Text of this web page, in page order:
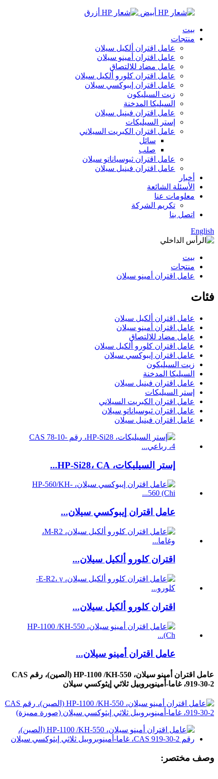
بيت
منتجات
عامل اقتران ألكيل سيلان
عامل اقتران أمينو سيلان
عامل مضاد للالتصاق
عامل اقتران كلورو ألكيل سيلان
عامل اقتران إيبوكسي سيلان
زيت السيليكون
السيليكا المدخنة
عامل اقتران فينيل سيلان
إستر السيليكات
عامل اقتران الكبريت السيلاني
سائل
صلب
عامل اقتران ثيوسياناتو سيلان
عامل اقتران فينيل سيلان
أخبار
الأسئلة الشائعة
معلومات عنا
تكريم الشركة
اتصل بنا
English
بيت
منتجات
عامل اقتران أمينو سيلان
فئات
عامل اقتران ألكيل سيلان
عامل اقتران أمينو سيلان
عامل مضاد للالتصاق
عامل اقتران كلورو ألكيل سيلان
عامل اقتران إيبوكسي سيلان
زيت السيليكون
السيليكا المدخنة
عامل اقتران فينيل سيلان
إستر السيليكات
عامل اقتران الكبريت السيلاني
عامل اقتران ثيوسياناتو سيلان
عامل اقتران فينيل سيلان
إستر السيليكات، HP-Si28، CA...
عامل اقتران إيبوكسي سيلان...
اقتران كلورو ألكيل سيلان...
اقتران كلورو ألكيل سيلان...
عامل اقتران أمينو سيلان...
عامل اقتران أمينو سيلان، HP-1100 /KH-550 (الصين)، رقم CAS
919-30-2، غاما-أمينوبروبيل ثلاثي إيثوكسي سيلان
وصف مختصر: